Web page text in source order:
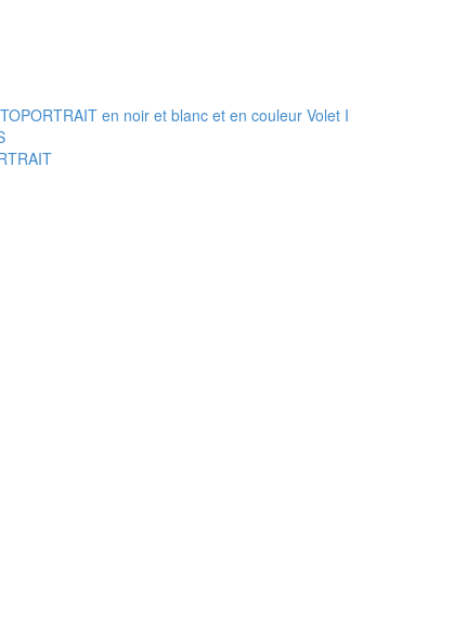
en noir et blanc et en couleur Volet I